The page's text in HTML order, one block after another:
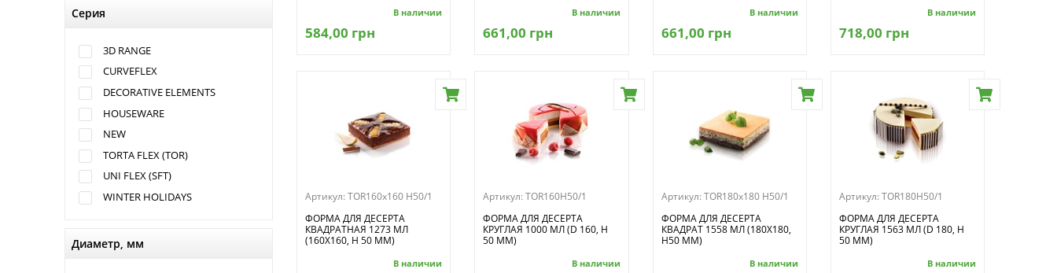
Серия
3D RANGE
CURVEFLEX
DECORATIVE ELEMENTS
HOUSEWARE
NEW
TORTA FLEX (TOR)
UNI FLEX (SFT)
WINTER HOLIDAYS
Диаметр, мм
В наличии
584,00 грн
В наличии
661,00 грн
В наличии
661,00 грн
В наличии
718,00 грн
Артикул:TOR160x160 H50/1
ФОРМА ДЛЯ ДЕСЕРТА
КВАДРАТНАЯ 1273 МЛ
(160X160, H 50 ММ)
В наличии
Артикул:TOR160H50/1
ФОРМА ДЛЯ ДЕСЕРТА
КРУГЛАЯ 1000 МЛ (D 160, H
50 ММ)
В наличии
Артикул: TOR180x180 H50/1
ФОРМА ДЛЯ ДЕСЕРТА
КВАДРАТ 1558 МЛ (180X180,
H50 ММ)
В наличии
Артикул: TOR180H50/1
ФОРМА ДЛЯ ДЕСЕРТА
КРУГЛАЯ 1563 МЛ (D 180, H
50 ММ)
В наличии